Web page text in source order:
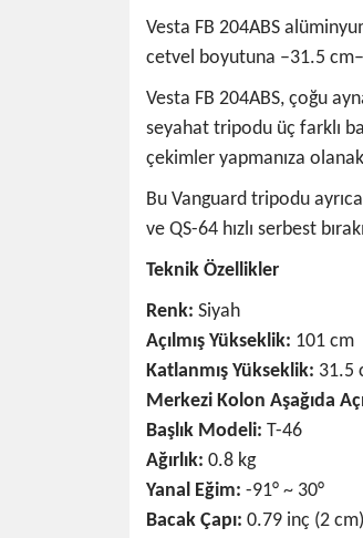
Vesta FB 204ABS
cetvel boyutuna –31.5
Vesta FB 204ABS, çoğu
seyahat tripodu üç farklı
çekimler yapmanıza
Bu Vanguard tripodu
ve QS-64 hızlı serbest
Teknik Özellikler
Renk: Siyah
Açılmış Yükseklik: 101 cm
Katlanmış Yükseklik: 31.5
Merkezi Kolon Aşağıda
Başlık Modeli: T-46
Ağırlık: 0.8 kg
Yanal Eğim: -91° ~ 30°
Bacak Çapı: 0.79 inç (2 cm)